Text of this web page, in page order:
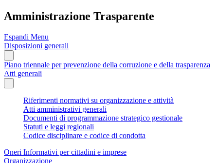
Amministrazione Trasparente
Espandi Menu
Disposizioni generali
Piano triennale per prevenzione della corruzione e della trasparenza
Atti generali
Riferimenti normativi su organizzazione e attività
Atti amministrativi generali
Documenti di programmazione strategico gestionale
Statuti e leggi regionali
Codice disciplinare e codice di condotta
Oneri Informativi per cittadini e imprese
Organizzazione